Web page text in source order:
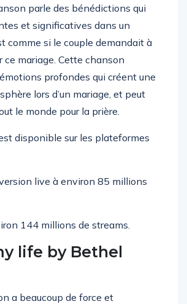
parle des bénédictions qui
et significatives dans un
comme si le couple demandait à
ce mariage. Cette chanson
profondes qui créent une
lors d’un mariage, et peut
le monde pour la prière.
disponible sur les plateformes
live à environ 85 millions
144 millions de streams.
life by Bethel
a beaucoup de force et